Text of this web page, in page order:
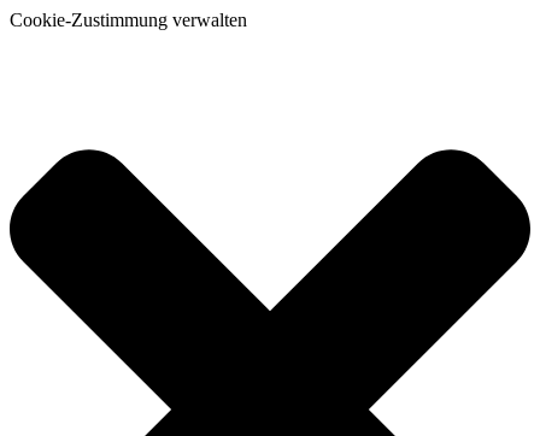
Cookie-Zustimmung verwalten